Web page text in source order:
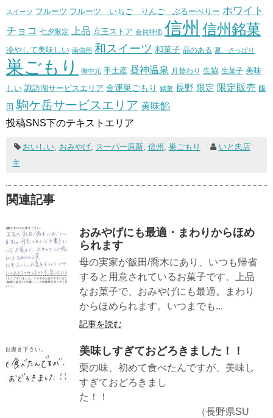
スイーツ フルーツ フルーツ いちご りんご ぶるーべりー ホワイト
チョコ 七夕限定 上品 京王ストア 会員特価 信州 信州銘菓
冷やして美味しい 南信州 和スイーツ 和菓子 品のある 夏、さっぱり
巣ごもり 御中元 手土産 昼神温泉 月替わり 生協 生菓子 美味
しい 諏訪湖サービスエリア 金運巣ごもり 銘菓 長野 限定 限定販売 飯
田 駒ケ岳サービスエリア 黄味餡
投稿SNS下のテキストエリア
おいしい, おみやげ, スーパー原新, 信州 , 巣ごもり
いと忠店
主
関連記事
おみやげにも最適・まわりからほめ
られます
母の実家が飯田/喬木にあり、いつも帰省
すると用意されているお菓子です。上品
なお菓子で、おみやげにも最適。まわり
からほめられます。いつまでも...
記事を読む
美味しすぎておどろきました！！
栗の味、初めて食べたんですが、美味し
すぎておどろきまし
た！！
（長野県SU